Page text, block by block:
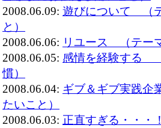
2008.06.09: 遊びについて （
と）
2008.06.06: リユース （テー
2008.06.05: 感情を経験する
慣）
2008.06.04: ギブ＆ギブ実践
たいこと）
2008.06.03: 正直すぎる・・